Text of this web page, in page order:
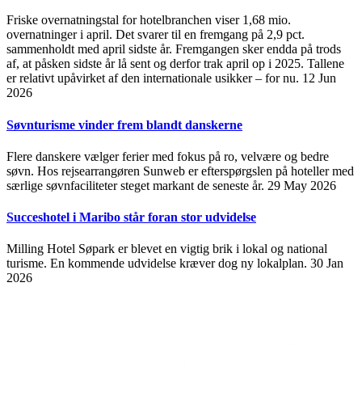
Friske overnatningstal for hotelbranchen viser 1,68 mio.
overnatninger i april. Det svarer til en fremgang på 2,9 pct.
sammenholdt med april sidste år. Fremgangen sker endda på trods
af, at påsken sidste år lå sent og derfor trak april op i 2025. Tallene
er relativt upåvirket af den internationale usikker – for nu. 12 Jun
2026
Søvnturisme vinder frem blandt danskerne
Flere danskere vælger ferier med fokus på ro, velvære og bedre
søvn. Hos rejsearrangøren Sunweb er efterspørgslen på hoteller med
særlige søvnfaciliteter steget markant de seneste år. 29 May 2026
Succeshotel i Maribo står foran stor udvidelse
Milling Hotel Søpark er blevet en vigtig brik i lokal og national
turisme. En kommende udvidelse kræver dog ny lokalplan. 30 Jan
2026